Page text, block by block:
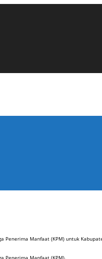
Penerima Manfaat (KPM) untuk
Penerima Manfaat (KPM).